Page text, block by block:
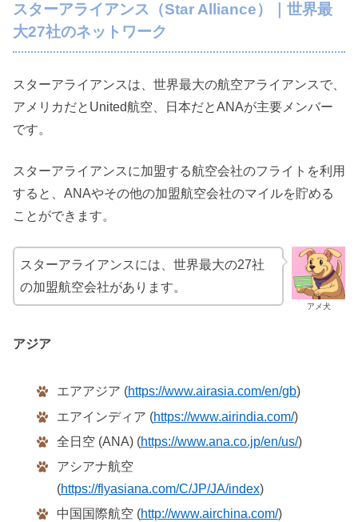
スターアライアンス（Star Alliance）｜世界最
大27社のネットワーク
スターアライアンスは、世界最大の航空アライアンスで、
アメリカだとUnited航空、日本だとANAが主要メンバー
です。
スターアライアンスに加盟する航空会社のフライトを利用
すると、ANAやその他の加盟航空会社のマイルを貯める
ことができます。
アメ犬
スターアライアンスには、世界最大の27社
の加盟航空会社があります。
アジア
エアアジア (https://www.airasia.com/en/gb)
エアインディア (https://www.airindia.com/)
全日空 (ANA) (https://www.ana.co.jp/en/us/)
アシアナ航空
(https://flyasiana.com/C/JP/JA/index)
中国国際航空 (http://www.airchina.com/)